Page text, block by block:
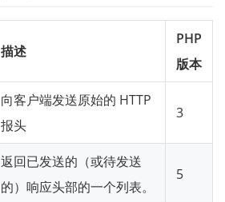
描述
PHP
版本
向客户端发送原始的 HTTP
报头
3
返回已发送的（或待发送
的）响应头部的一个列表。
5